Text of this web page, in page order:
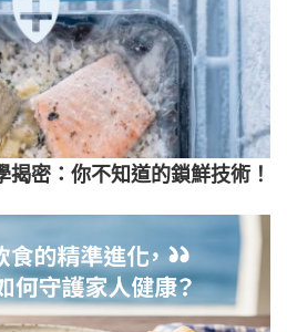
密：你不知道的鎖鮮技術！